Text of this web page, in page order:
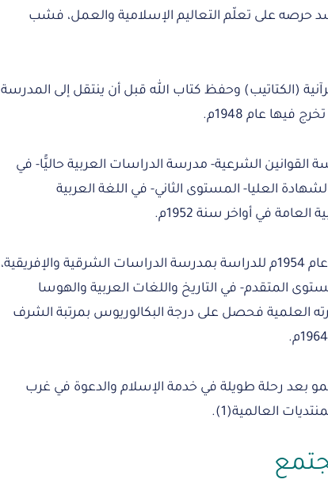
كان أشد حرصه على تعلّم التعاليم الإسلامية والعمل، فشب
(الكتاتيب) وحفظ كتاب الله قبل أن ينتقل إلى المدرسة
فيها عام 1948م.
القوانين الشرعية- مدرسة الدراسات العربية حاليًّا- في
عام1950م، ثم نال الشهادة العليا- المستوى الثاني- في اللغة العربية
في أواخر سنة 1952م.
سافر “ليمو” في بعثة إلى جامعة لندن عام 1954م للدراسة بمدرسة الدراسات الشرقية والإفريقية،
المتقدم- في التاريخ واللغات العربية والهوسا
وأكمل مسيرته العلمية فحصل على درجة البكالوريوس بمرتبة الشرف
رحل الشيخ ليمو بعد رحلة طويلة في خدمة الإسلام والدعوة في غرب
العالمية(1).